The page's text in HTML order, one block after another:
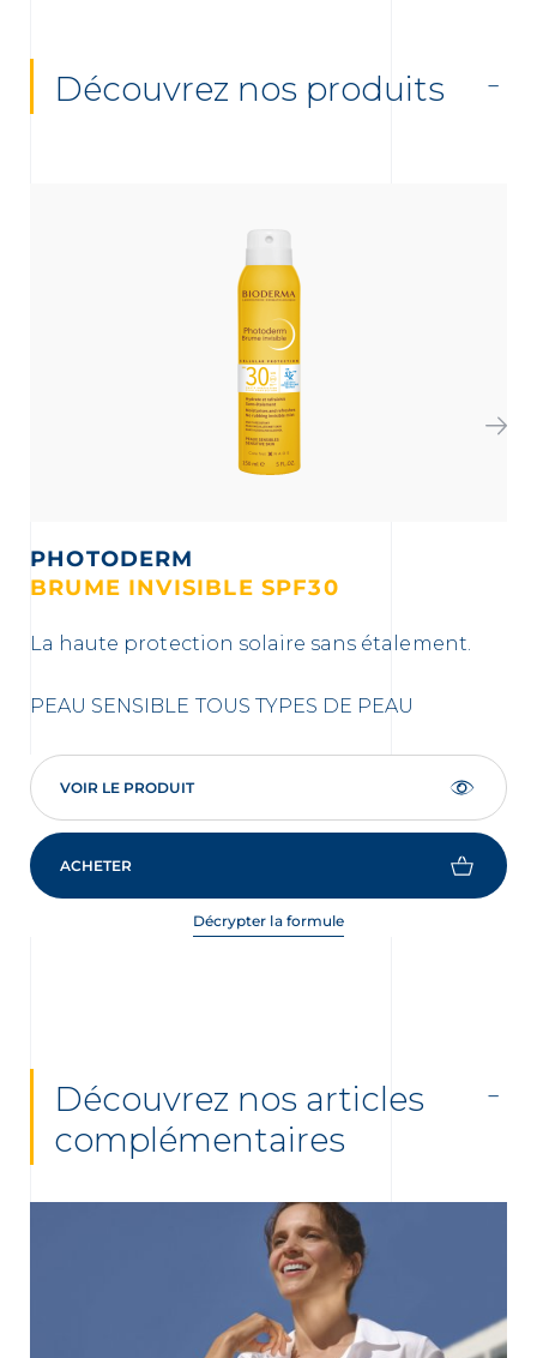
Découvrez nos produits
PHOTODERM
BRUME INVISIBLE SPF30
La haute protection solaire sans étalement.
PEAU SENSIBLE TOUS TYPES DE PEAU
VOIR LE PRODUIT
ACHETER
Décrypter la formule
Découvrez nos articles
complémentaires